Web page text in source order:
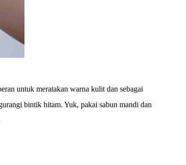
untuk meratakan warna kulit dan sebagai
bintik hitam. Yuk, pakai sabun mandi dan